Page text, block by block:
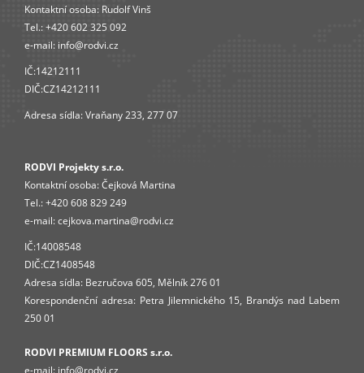
Kontaktní osoba: Rudolf Vinš
Tel.:+420 602 325 092
e-mail: info@rodvi.cz
IČ:14212111
DIČ:CZ14212111
Adresa sídla: Vraňany 233, 277 07
RODVI Projekty s.r.o.
Kontaktní osoba:Čejková Martina
Tel.:+420 608 829 249
e-mail:cejkova.martina@rodvi.cz
IČ:14008548
DIČ:CZ1408548
Adresa sídla: Bezručova 605, Mělník 276 01
Korespondenční adresa: Petra Jilemnického 15, Brandýs nad Labem
250 01
RODVI PREMIUM FLOORS s.r.o.